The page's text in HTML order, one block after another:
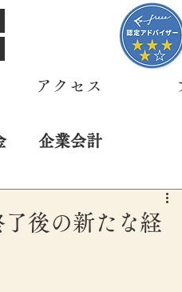
アクセス
企業会計
後の新たな経